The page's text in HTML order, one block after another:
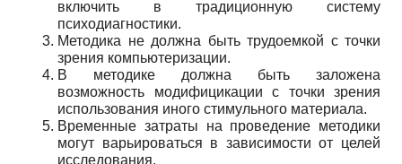
включить в традиционную систему
психодиагностики.
Методика не должна быть трудоемкой с точки
зрения компьютеризации.
В методике должна быть заложена
возможность модифицикации с точки зрения
использования иного стимульного материала.
Временные затраты на проведение методики
могут варьироваться в зависимости от целей
исследования.